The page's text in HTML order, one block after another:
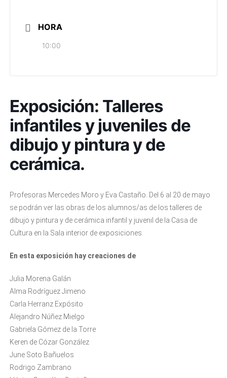
HORA
10:00
Exposición: Talleres
infantiles y juveniles de
dibujo y pintura y de
cerámica.
Profesoras Mercedes Moro y Eva Castaño. Del 6 al 20 de mayo
se podrán ver las obras de los alumnos/as de los talleres de
dibujo y pintura y de cerámica infantil y juvenil de la Casa de
Cultura en la Sala interior de exposiciones.
En esta exposición hay creaciones de
Julia Morena Galán
Alma Rodríguez Jimeno
Carla Herranz Expósito
Alejandro Núñez Mielgo
Gabriela Gómez de la Torre
Keren de Cózar González
June Soto Bañuelos
Rodrigo Zambrano